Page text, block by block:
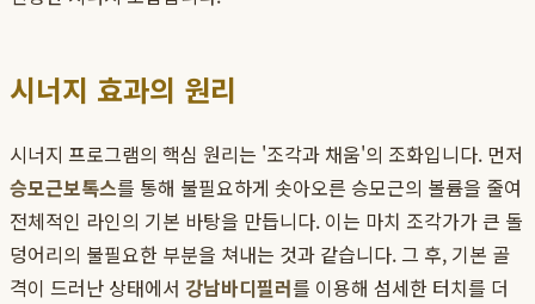
시너지 효과의 원리
시너지 프로그램의 핵심 원리는 '조각과 채움'의 조화입니다. 먼저
승모근보톡스를 통해 불필요하게 솟아오른 승모근의 볼륨을 줄여
전체적인 라인의 기본 바탕을 만듭니다. 이는 마치 조각가가 큰 돌
덩어리의 불필요한 부분을 쳐내는 것과 같습니다. 그 후, 기본 골
격이 드러난 상태에서 강남바디필러를 이용해 섬세한 터치를 더